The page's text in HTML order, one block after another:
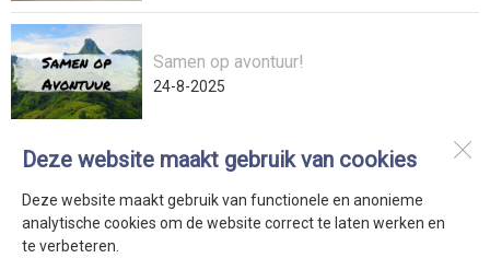
Deze website maakt gebruik van cookies
Deze website maakt gebruik van functionele en anonieme
analytische cookies om de website correct te laten werken en
te verbeteren.
Samen op avontuur!
24-8-2025
Trompstraat 1
1792 BJ
Oudeschild